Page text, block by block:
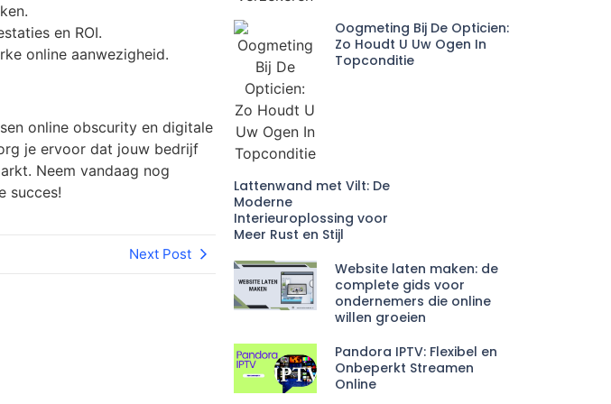
en ROI.
online aanwezigheid.
online obscurity en digitale
je ervoor dat jouw bedrijf
Neem vandaag nog
succes!
Next Post
Oogmeting Bij De Opticien:
Zo Houdt U Uw Ogen In
Topconditie
Lattenwand met Vilt: De
Moderne
Interieuroplossing voor
Meer Rust en Stijl
Website laten maken: de
complete gids voor
ondernemers die online
willen groeien
Pandora IPTV: Flexibel en
Onbeperkt Streamen
Online